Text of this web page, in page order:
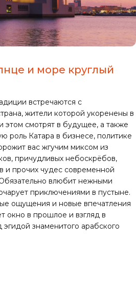
и море круглый
встречаются с
жители которой укоренены в
этом смотрят в будущее, а также
роль Катара в бизнесе, политике
вас жгучим миксом из
причудливых небоскрёбов,
и прочих чудес современной
влюбит нежными
приключениями в пустыне.
ощущения и новые впечатления
окно в прошлое и взгляд в
знаменитого арабского